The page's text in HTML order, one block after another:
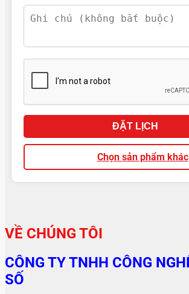
ĐẶT LỊCH
Chọn sản phẩm khác
VỀ CHÚNG TÔI
CÔNG TY TNHH CÔNG
SỐ